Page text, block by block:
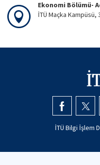
Ekonomi Bölümü-
İTÜ Maçka
İTÜ Bilgi İşlem